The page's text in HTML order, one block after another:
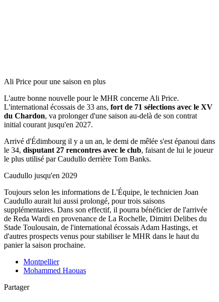
Ali Price pour une saison en plus
L'autre bonne nouvelle pour le MHR concerne Ali Price.
L'international écossais de 33 ans, fort de 71 sélections avec le XV
du Chardon, va prolonger d'une saison au-delà de son contrat
initial courant jusqu'en 2027.
Arrivé d'Édimbourg il y a un an, le demi de mêlée s'est épanoui dans
le 34, disputant 27 rencontres avec le club, faisant de lui le joueur
le plus utilisé par Caudullo derrière Tom Banks.
Caudullo jusqu'en 2029
Toujours selon les informations de L'Équipe, le technicien Joan
Caudullo aurait lui aussi prolongé, pour trois saisons
supplémentaires. Dans son effectif, il pourra bénéficier de l'arrivée
de Reda Wardi en provenance de La Rochelle, Dimitri Delibes du
Stade Toulousain, de l'international écossais Adam Hastings, et
d'autres prospects venus pour stabiliser le MHR dans le haut du
panier la saison prochaine.
Montpellier
Mohammed Haouas
Partager